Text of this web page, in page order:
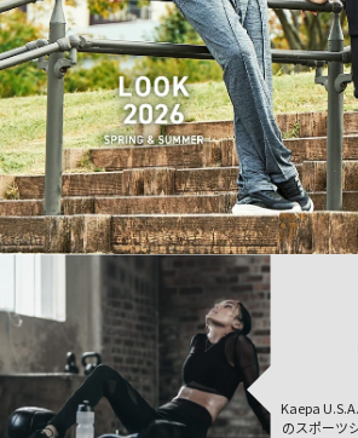
Kaepa
のスポーツ